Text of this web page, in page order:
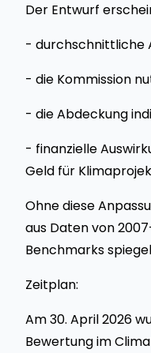
Der Entwurf
- durchschnittliche
- die Kommission
- die Abdeckung
- finanzielle
Geld für
Ohne diese
aus Daten von
Benchmarks
Zeitplan:
Am 30. April 2026
Bewertung im